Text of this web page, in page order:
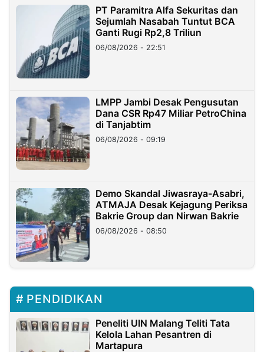
PT Paramitra Alfa Sekuritas dan
Sejumlah Nasabah Tuntut BCA
Ganti Rugi Rp2,8 Triliun
06/08/2026 - 22:51
LMPP Jambi Desak Pengusutan
Dana CSR Rp47 Miliar PetroChina
di Tanjabtim
06/08/2026 - 09:19
Demo Skandal Jiwasraya-Asabri,
ATMAJA Desak Kejagung Periksa
Bakrie Group dan Nirwan Bakrie
06/08/2026 - 08:50
PENDIDIKAN
Peneliti UIN Malang Teliti Tata
Kelola Lahan Pesantren di
Martapura